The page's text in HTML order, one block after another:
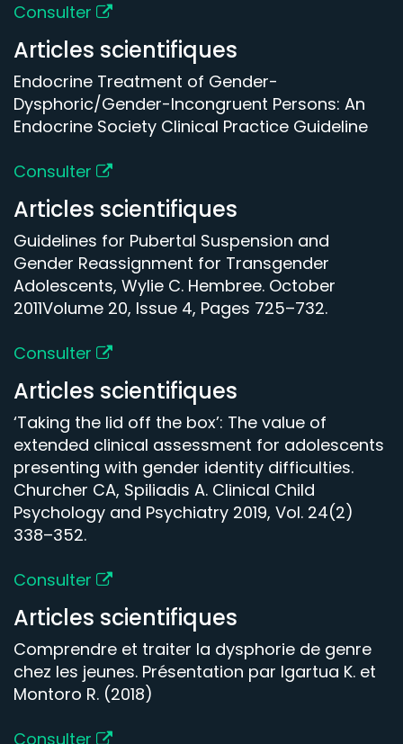
Consulter
Articles scientifiques
Endocrine Treatment of Gender-
Dysphoric/Gender-Incongruent Persons: An
Endocrine Society Clinical Practice Guideline
Consulter
Articles scientifiques
Guidelines for Pubertal Suspension and
Gender Reassignment for Transgender
Adolescents, Wylie C. Hembree. October
2011Volume 20, Issue 4, Pages 725–732.
Consulter
Articles scientifiques
‘Taking the lid off the box’: The value of
extended clinical assessment for adolescents
presenting with gender identity difficulties.
Churcher CA, Spiliadis A. Clinical Child
Psychology and Psychiatry 2019, Vol. 24(2)
338–352.
Consulter
Articles scientifiques
Comprendre et traiter la dysphorie de genre
chez les jeunes. Présentation par Igartua K. et
Montoro R. (2018)
Consulter